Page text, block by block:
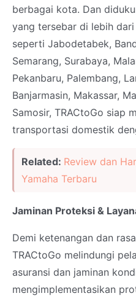
berbagai kota. Dan
yang tersebar di lebih
seperti Jabodetabek,
Semarang, Surabaya,
Pekanbaru, Palembang,
Banjarmasin, Makassar,
Samosir, TRACtoGo siap
transportasi domestik
Related: Review dan
Yamaha Terbaru
Jaminan Proteksi &
Demi ketenangan dan
TRACtoGo melindungi
asuransi dan jaminan
mengimplementasikan